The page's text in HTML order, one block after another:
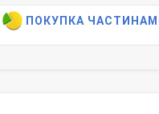
ПОКУПКА